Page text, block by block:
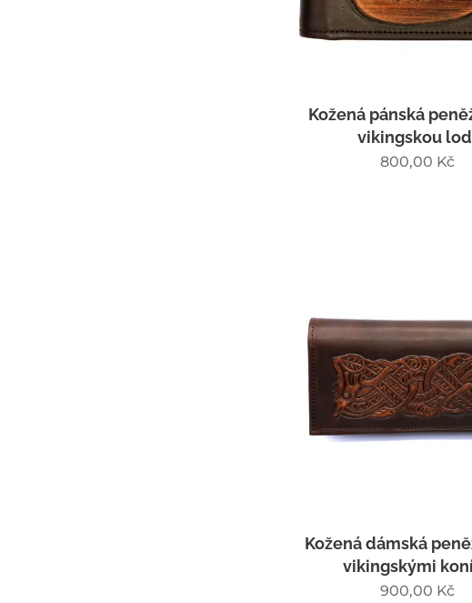
Kožená pánská
vikingskou
800,00 Kč
Kožená dámská
vikingskými
900,00 Kč